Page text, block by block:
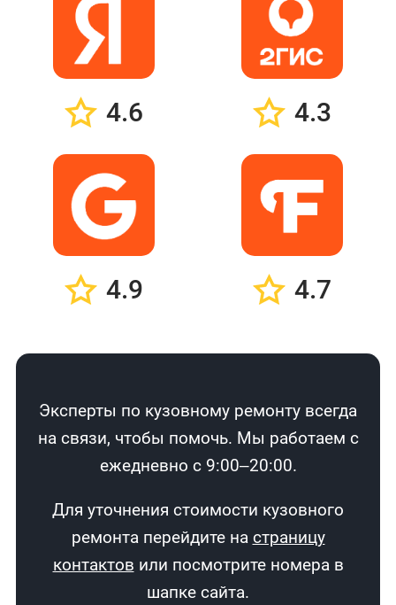
4.6 4.3
4.9 4.7
Эксперты по кузовному ремонту всегда
на связи, чтобы помочь. Мы работаем с
ежедневно с 9:00–20:00.
Для уточнения стоимости кузовного
ремонта перейдите на страницу
контактов или посмотрите номера в
шапке сайта.